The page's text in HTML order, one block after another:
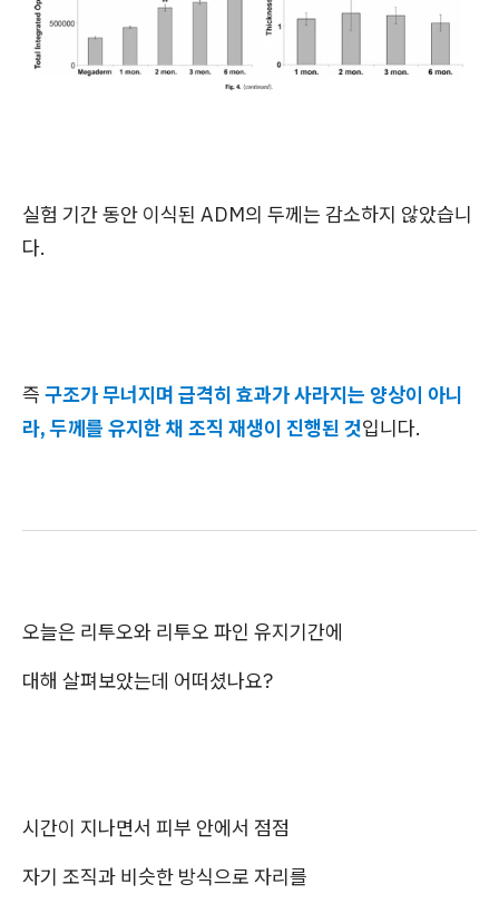
실험 기간 동안 이식된 ADM의 두께는 감소하지 않았습니
다.
즉 구조가 무너지며 급격히 효과가 사라지는 양상이 아니
라, 두께를 유지한 채 조직 재생이 진행된 것입니다.
오늘은 리투오와 리투오 파인 유지기간에
대해 살펴보았는데 어떠셨나요?
시간이 지나면서 피부 안에서 점점
자기 조직과 비슷한 방식으로 자리를